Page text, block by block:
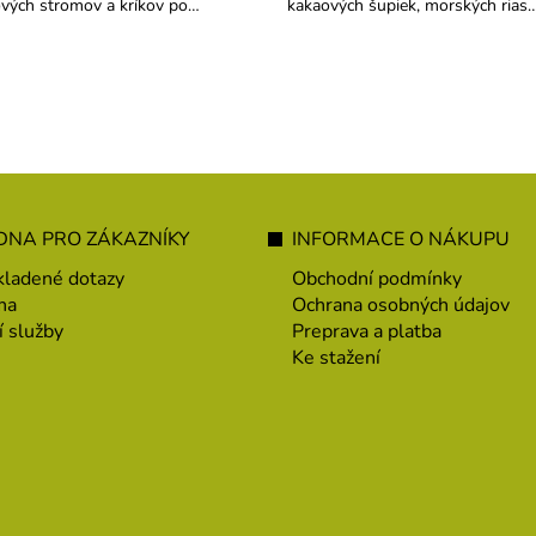
stromov a kríkov po
kakaových šupiek, morských rias
PRO ZÁKAZNÍKY
dotazy
služby
INFORMACE O NÁKUPU
Obchodní podmínky
Ochrana osobných údajov
Preprava a platba
Ke stažení